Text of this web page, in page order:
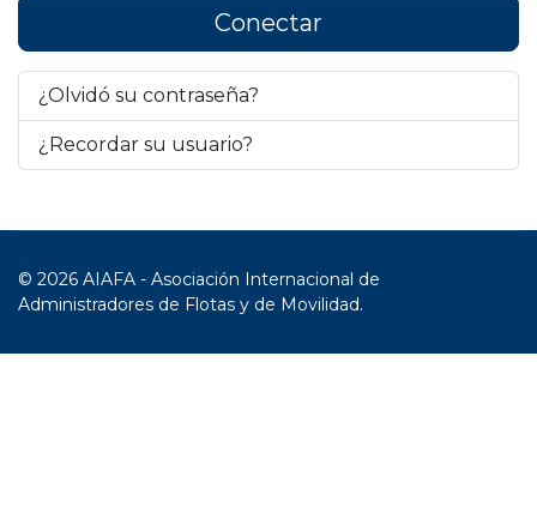
Conectar
¿Olvidó su contraseña?
¿Recordar su usuario?
© 2026 AIAFA - Asociación Internacional de
Administradores de Flotas y de Movilidad.